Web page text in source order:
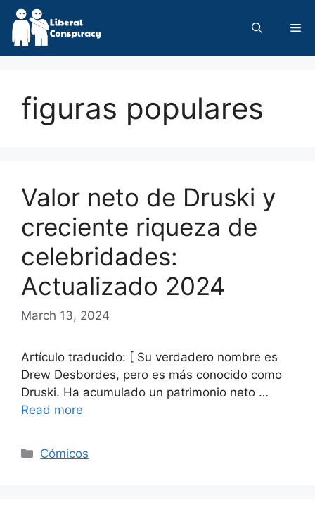
Skip
content
figuras populares
Valor neto de Druski y
creciente riqueza de
celebridades:
Actualizado 2024
March 13, 2024
Artículo traducido: [ Su verdadero nombre es
Drew Desbordes, pero es más conocido como
Druski. Ha acumulado un patrimonio neto …
Read more
Categories
Cómicos